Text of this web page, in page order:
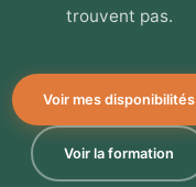
trouvent pas.
Voir mes disponibilités
Voir la formation